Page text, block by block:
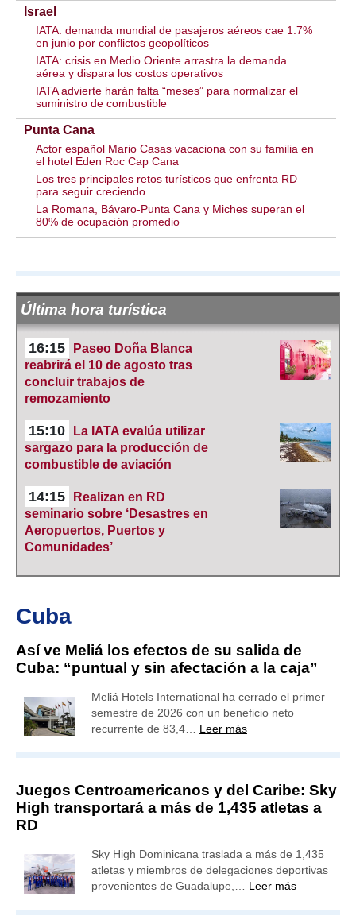
Israel
IATA: demanda mundial de pasajeros aéreos cae 1.7%
en junio por conflictos geopolíticos
IATA: crisis en Medio Oriente arrastra la demanda
aérea y dispara los costos operativos
IATA advierte harán falta “meses” para normalizar el
suministro de combustible
Punta Cana
Actor español Mario Casas vacaciona con su familia en
el hotel Eden Roc Cap Cana
Los tres principales retos turísticos que enfrenta RD
para seguir creciendo
La Romana, Bávaro-Punta Cana y Miches superan el
80% de ocupación promedio
Última hora turística
16:15
Paseo Doña Blanca
reabrirá el 10 de agosto tras
concluir trabajos de
remozamiento
15:10
La IATA evalúa utilizar
sargazo para la producción de
combustible de aviación
14:15
Realizan en RD
seminario sobre ‘Desastres en
Aeropuertos, Puertos y
Comunidades’
Cuba
Así ve Meliá los efectos de su salida de
Cuba: “puntual y sin afectación a la caja”
Meliá Hotels International ha cerrado el primer
semestre de 2026 con un beneficio neto
recurrente de 83,4… Leer más
Juegos Centroamericanos y del Caribe: Sky
High transportará a más de 1,435 atletas a
RD
Sky High Dominicana traslada a más de 1,435
atletas y miembros de delegaciones deportivas
provenientes de Guadalupe,… Leer más